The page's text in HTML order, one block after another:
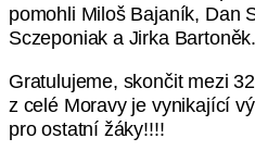
pomohli Miloš Bajaník, Dan
Sczeponiak a Jirka Bartoněk.
Gratulujeme, skončit mezi
z celé Moravy je vynikající
pro ostatní žáky!!!!